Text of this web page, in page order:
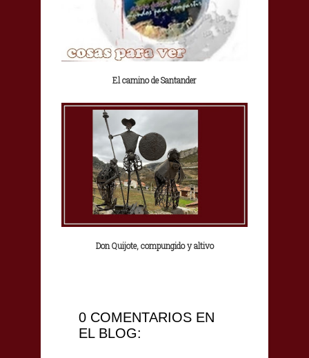
El camino de Santander
Don Quijote, compungido y altivo
0 COMENTARIOS EN
EL BLOG: